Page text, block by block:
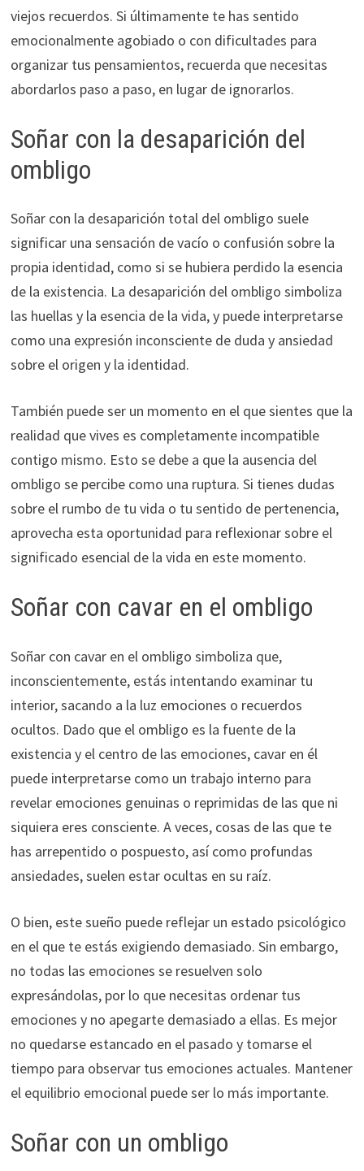
viejos recuerdos. Si últimamente te has sentido
emocionalmente agobiado o con dificultades para
organizar tus pensamientos, recuerda que necesitas
abordarlos paso a paso, en lugar de ignorarlos.
Soñar con la desaparición del
ombligo
Soñar con la desaparición total del ombligo suele
significar una sensación de vacío o confusión sobre la
propia identidad, como si se hubiera perdido la esencia
de la existencia. La desaparición del ombligo simboliza
las huellas y la esencia de la vida, y puede interpretarse
como una expresión inconsciente de duda y ansiedad
sobre el origen y la identidad.
También puede ser un momento en el que sientes que la
realidad que vives es completamente incompatible
contigo mismo. Esto se debe a que la ausencia del
ombligo se percibe como una ruptura. Si tienes dudas
sobre el rumbo de tu vida o tu sentido de pertenencia,
aprovecha esta oportunidad para reflexionar sobre el
significado esencial de la vida en este momento.
Soñar con cavar en el ombligo
Soñar con cavar en el ombligo simboliza que,
inconscientemente, estás intentando examinar tu
interior, sacando a la luz emociones o recuerdos
ocultos. Dado que el ombligo es la fuente de la
existencia y el centro de las emociones, cavar en él
puede interpretarse como un trabajo interno para
revelar emociones genuinas o reprimidas de las que ni
siquiera eres consciente. A veces, cosas de las que te
has arrepentido o pospuesto, así como profundas
ansiedades, suelen estar ocultas en su raíz.
O bien, este sueño puede reflejar un estado psicológico
en el que te estás exigiendo demasiado. Sin embargo,
no todas las emociones se resuelven solo
expresándolas, por lo que necesitas ordenar tus
emociones y no apegarte demasiado a ellas. Es mejor
no quedarse estancado en el pasado y tomarse el
tiempo para observar tus emociones actuales. Mantener
el equilibrio emocional puede ser lo más importante.
Soñar con un ombligo